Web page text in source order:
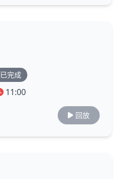
已完成
11:00
回放